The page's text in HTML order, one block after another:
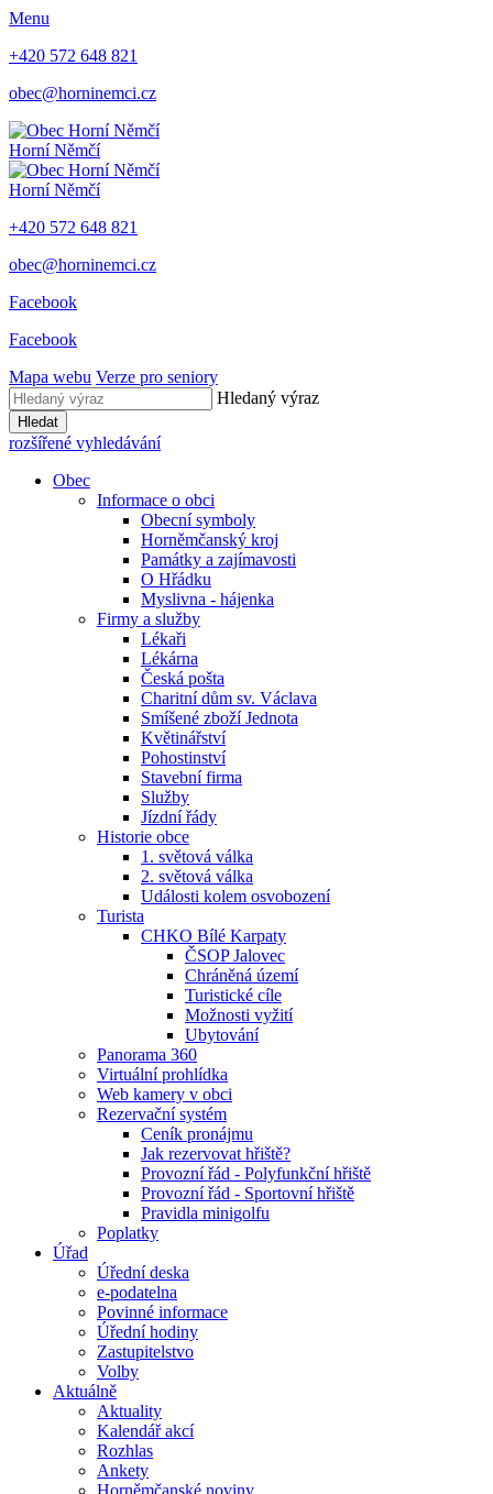
Menu
+420 572 648 821
obec@horninemci.cz
Horní Němčí
Horní Němčí
+420 572 648 821
obec@horninemci.cz
Facebook
Facebook
Mapa webu Verze pro seniory
Hledaný výraz
Hledat
rozšířené vyhledávání
Obec
Informace o obci
Obecní symboly
Horněmčanský kroj
Památky a zajímavosti
O Hřádku
Myslivna - hájenka
Firmy a služby
Lékaři
Lékárna
Česká pošta
Charitní dům sv. Václava
Smíšené zboží Jednota
Květinářství
Pohostinství
Stavební firma
Služby
Jízdní řády
Historie obce
1. světová válka
2. světová válka
Události kolem osvobození
Turista
CHKO Bílé Karpaty
ČSOP Jalovec
Chráněná území
Turistické cíle
Možnosti vyžití
Ubytování
Panorama 360
Virtuální prohlídka
Web kamery v obci
Rezervační systém
Ceník pronájmu
Jak rezervovat hřiště?
Provozní řád - Polyfunkční hřiště
Provozní řád - Sportovní hřiště
Pravidla minigolfu
Poplatky
Úřad
Úřední deska
e-podatelna
Povinné informace
Úřední hodiny
Zastupitelstvo
Volby
Aktuálně
Aktuality
Kalendář akcí
Rozhlas
Ankety
Horněmčanské noviny